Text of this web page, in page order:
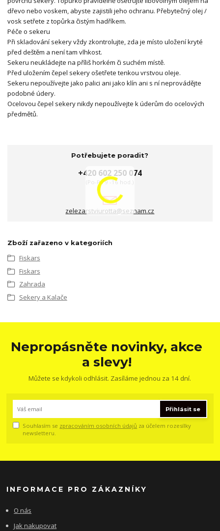
dřevo nebo voskem, abyste zajistili jeho ochranu. Přebytečný olej /
vosk setřete z topůrka čistým hadříkem.
Péče o sekeru
Při skladování sekery vždy zkontrolujte, zda je místo uložení kryté
před deštěm a není tam vlhkost.
Sekeru neukládejte na příliš horkém či suchém místě.
Před uložením čepel sekery ošetřete tenkou vrstvou oleje.
Sekeru nepoužívejte jako palici ani jako klín ani s ní neprovádějte
podobné údery.
Ocelovou čepel sekery nikdy nepoužívejte k úderům do ocelových
předmětů.
Potřebujete poradit?
+420 602 250 074
(Po-Pá 9 -16 hod.)
zelezarstviurotta@seznam.cz
Zboží zařazeno v kategoriích
Fiskars
Fiskars
Zahrada
Sekery a Kalače
Nepropásněte novinky, akce
a slevy!
Můžete se kdykoli odhlásit. Zasíláme jednou za 14 dní.
Přihlásit se
Souhlasím se zpracováním osobních údajů za účelem rozesílky
newsletteru.
INFORMACE PRO ZÁKAZNÍKY
O nás
Jak nakupovat